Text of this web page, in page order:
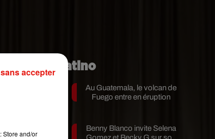
Mundo Latino
Au Guatemala, le volcan de
Fuego entre en éruption
Benny Blanco invite Selena
Gomez et Becky G sur son
Store and/or
accepter